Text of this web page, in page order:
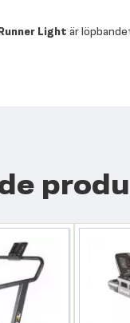
Light är